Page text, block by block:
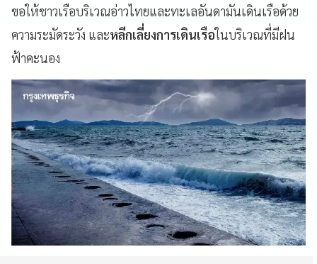
ขอให้ชาวเรือบริเวณอ่าวไทยและทะเลอันดามันเดินเรือด้วย
ความระมัดระวัง และหลีกเลี่ยงการเดินเรือในบริเวณที่มีฝน
ฟ้าคะนอง